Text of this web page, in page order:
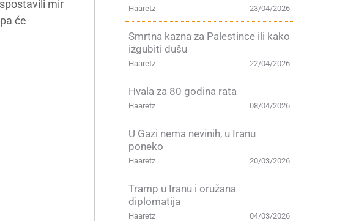
mir
će
23/04/2026
Haaretz
Smrtna kazna za Palestince ili kako
izgubiti dušu
22/04/2026
Haaretz
Hvala za 80 godina rata
08/04/2026
Haaretz
U Gazi nema nevinih, u Iranu
poneko
20/03/2026
Haaretz
Tramp u Iranu i oružana
diplomatija
04/03/2026
Haaretz